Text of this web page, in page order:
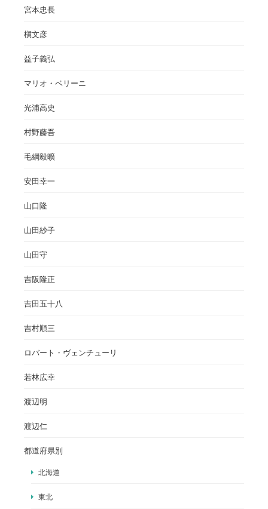
宮本忠長
槇文彦
益子義弘
マリオ・ベリーニ
光浦高史
村野藤吾
毛綱毅曠
安田幸一
山口隆
山田紗子
山田守
吉阪隆正
吉田五十八
吉村順三
ロバート・ヴェンチューリ
若林広幸
渡辺明
渡辺仁
都道府県別
北海道
東北